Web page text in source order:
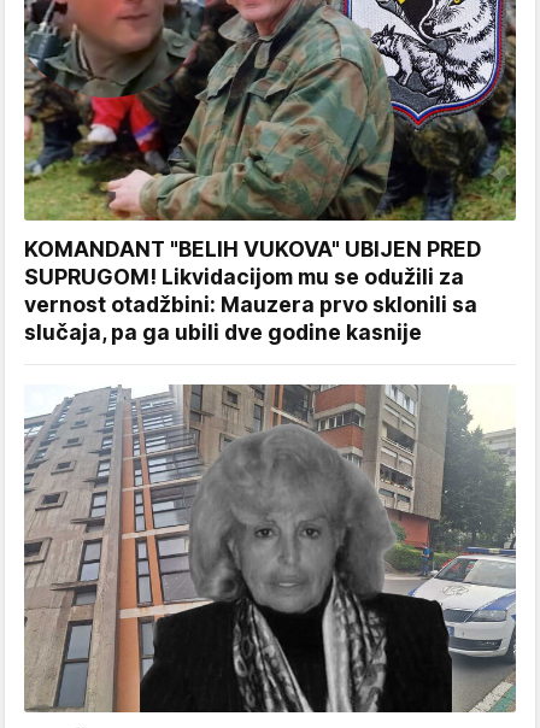
KOMANDANT "BELIH VUKOVA" UBIJEN PRED
SUPRUGOM! Likvidacijom mu se odužili za
vernost otadžbini: Mauzera prvo sklonili sa
slučaja, pa ga ubili dve godine kasnije